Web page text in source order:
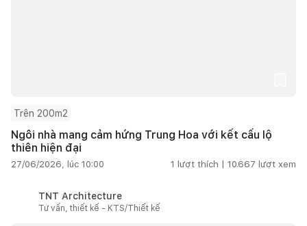
Trên 200m2
Ngôi nhà mang cảm hứng Trung Hoa với kết cấu lộ
thiên hiện đại
27/06/2026, lúc 10:00 1 lượt thích | 10.667 lượt xem
TNT Architecture
Tư vấn, thiết kế - KTS/Thiết kế